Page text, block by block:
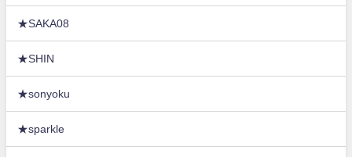
★SAKA08
★SHIN
★sonyoku
★sparkle